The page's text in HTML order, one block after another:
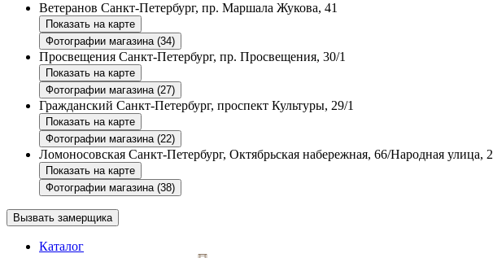
Ветеранов Санкт-Петербург, пр. Маршала Жукова, 41
Показать на карте
Фотографии магазина (34)
Просвещения Санкт-Петербург, пр. Просвещения, 30/1
Показать на карте
Фотографии магазина (27)
Гражданский Санкт-Петербург, проспект Культуры, 29/1
Показать на карте
Фотографии магазина (22)
Ломоносовская Санкт-Петербург, Октябрьская набережная, 66/Народная улица, 2
Показать на карте
Фотографии магазина (38)
Вызвать замерщика
Каталог